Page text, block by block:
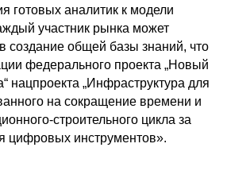
готовых аналитик к модели
участник рынка может
создание общей базы знаний, что
федерального проекта „Новый
нацпроекта „Инфраструктура для
на сокращение времени и
строительного цикла за
цифровых инструментов».